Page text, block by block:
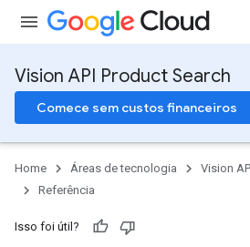
Vision API Product Search
Comece sem custos financeiros
Home Áreas de tecnologia
Vision
Referência
Isso foi útil?